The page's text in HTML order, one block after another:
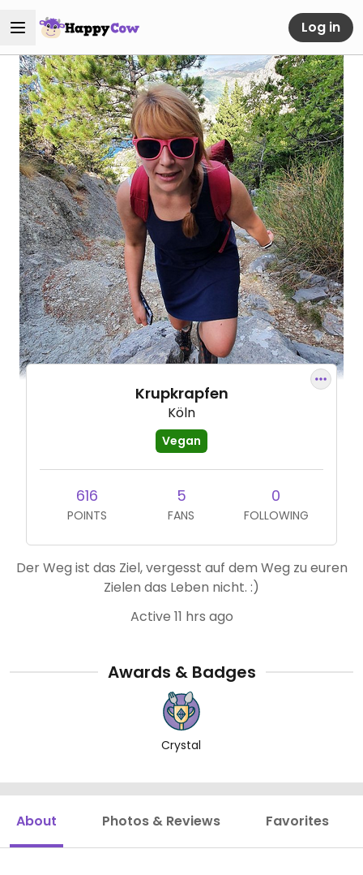
Log in
Krupkrapfen
Köln
Vegan
616
POINTS
5
FANS
0
FOLLOWING
Der Weg ist das Ziel, vergesst auf dem Weg zu euren
Zielen das Leben nicht. :)
Active 11 hrs ago
Awards & Badges
Crystal
About Photos & Reviews Favorites